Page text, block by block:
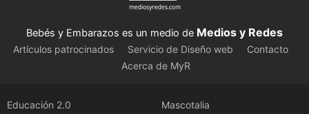
Bebés y Embarazos es un medio de Medios y Redes
Artículos patrocinados Servicio de Diseño web
Contacto
Acerca de MyR
Educación 2.0
Mascotalia